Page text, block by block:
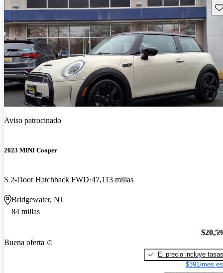
Aviso patrocinado
2023 MINI Cooper
S 2-Door Hatchback FWD 47,113 millas
Bridgewater, NJ
84 millas
Buena oferta
El precio incluye tasas
$391/mes